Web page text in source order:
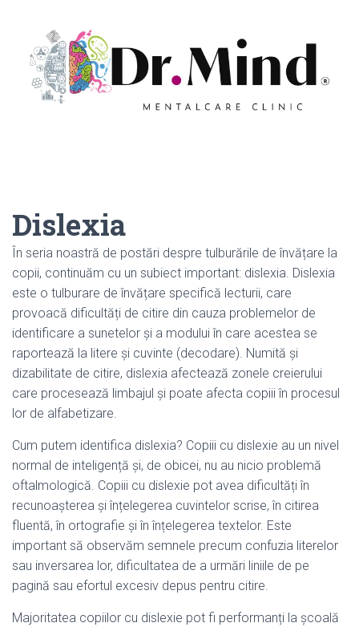
Dislexia
În seria noastră de postări despre tulburările de învățare la
copii, continuăm cu un subiect important: dislexia. Dislexia
este o tulburare de învățare specifică lecturii, care
provoacă dificultăți de citire din cauza problemelor de
identificare a sunetelor și a modului în care acestea se
raportează la litere și cuvinte (decodare). Numită și
dizabilitate de citire, dislexia afectează zonele creierului
care procesează limbajul și poate afecta copiii în procesul
lor de alfabetizare.
Cum putem identifica dislexia? Copiii cu dislexie au un nivel
normal de inteligență și, de obicei, nu au nicio problemă
oftalmologică. Copiii cu dislexie pot avea dificultăți în
recunoașterea și înțelegerea cuvintelor scrise, în citirea
fluentă, în ortografie și în înțelegerea textelor. Este
important să observăm semnele precum confuzia literelor
sau inversarea lor, dificultatea de a urmări liniile de pe
pagină sau efortul excesiv depus pentru citire.
Majoritatea copiilor cu dislexie pot fi performanți la școală